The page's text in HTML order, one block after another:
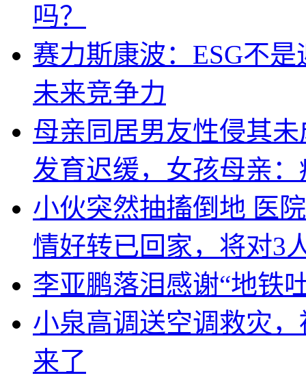
吗？
赛力斯康波：ESG不
未来竞争力
母亲同居男友性侵其
发育迟缓，女孩母亲
小伙突然抽搐倒地 医
情好转已回家，将对3
李亚鹏落泪感谢“地铁
小泉高调送空调救灾
来了